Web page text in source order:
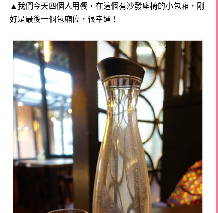
▲我們今天四個人用餐，在這個有沙發座椅的小包廂，剛
好是最後一個包廂位，很幸運！